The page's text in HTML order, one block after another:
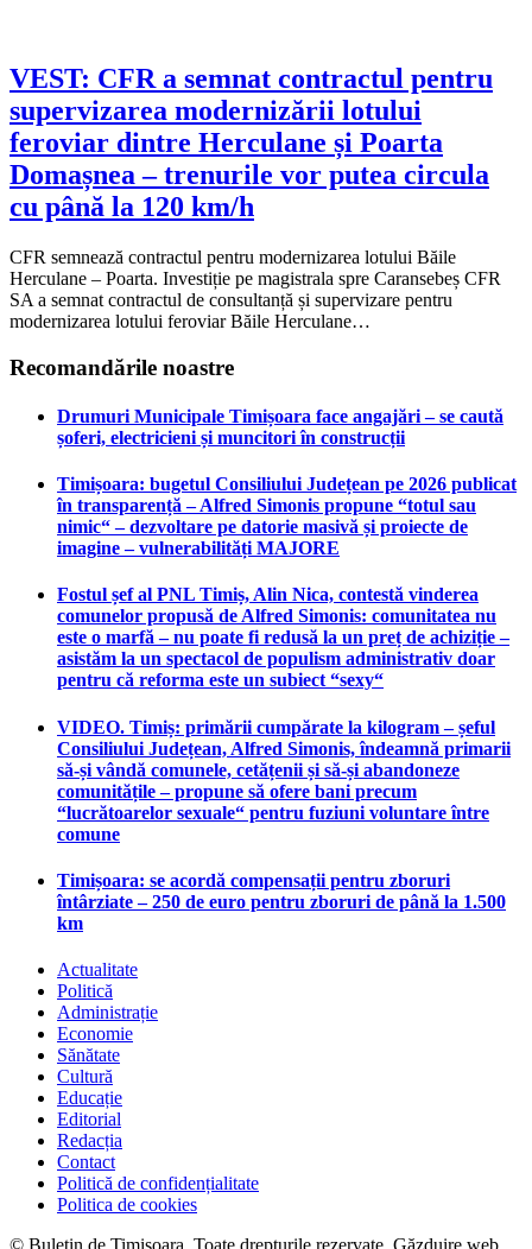
VEST: CFR a semnat contractul pentru
supervizarea modernizării lotului
feroviar dintre Herculane și Poarta
Domașnea – trenurile vor putea circula
cu până la 120 km/h
CFR semnează contractul pentru modernizarea lotului Băile
Herculane – Poarta. Investiție pe magistrala spre Caransebeș CFR
SA a semnat contractul de consultanță și supervizare pentru
modernizarea lotului feroviar Băile Herculane…
Recomandările noastre
Drumuri Municipale Timișoara face angajări – se caută
șoferi, electricieni și muncitori în construcții
Timișoara: bugetul Consiliului Județean pe 2026 publicat
în transparență – Alfred Simonis propune “totul sau
nimic“ – dezvoltare pe datorie masivă și proiecte de
imagine – vulnerabilități MAJORE
Fostul șef al PNL Timiș, Alin Nica, contestă vinderea
comunelor propusă de Alfred Simonis: comunitatea nu
este o marfă – nu poate fi redusă la un preț de achiziție –
asistăm la un spectacol de populism administrativ doar
pentru că reforma este un subiect “sexy“
VIDEO. Timiș: primării cumpărate la kilogram – șeful
Consiliului Județean, Alfred Simonis, îndeamnă primarii
să-și vândă comunele, cetățenii și să-și abandoneze
comunitățile – propune să ofere bani precum
“lucrătoarelor sexuale“ pentru fuziuni voluntare între
comune
Timișoara: se acordă compensații pentru zboruri
întârziate – 250 de euro pentru zboruri de până la 1.500
km
Actualitate
Politică
Administrație
Economie
Sănătate
Cultură
Educație
Editorial
Redacția
Contact
Politică de confidențialitate
Politica de cookies